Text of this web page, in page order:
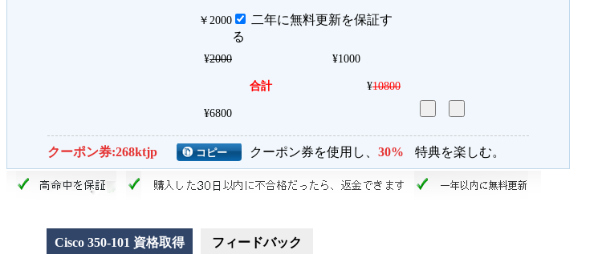
￥ 2000
二年に無料更新を保証す
る
¥2000 ¥1000
合計 ¥10800
¥6800
クーポン券:268ktjp クーポン券を使用し、 30% 特典を楽しむ。
Cisco 350-101 資格取得 フィードバック